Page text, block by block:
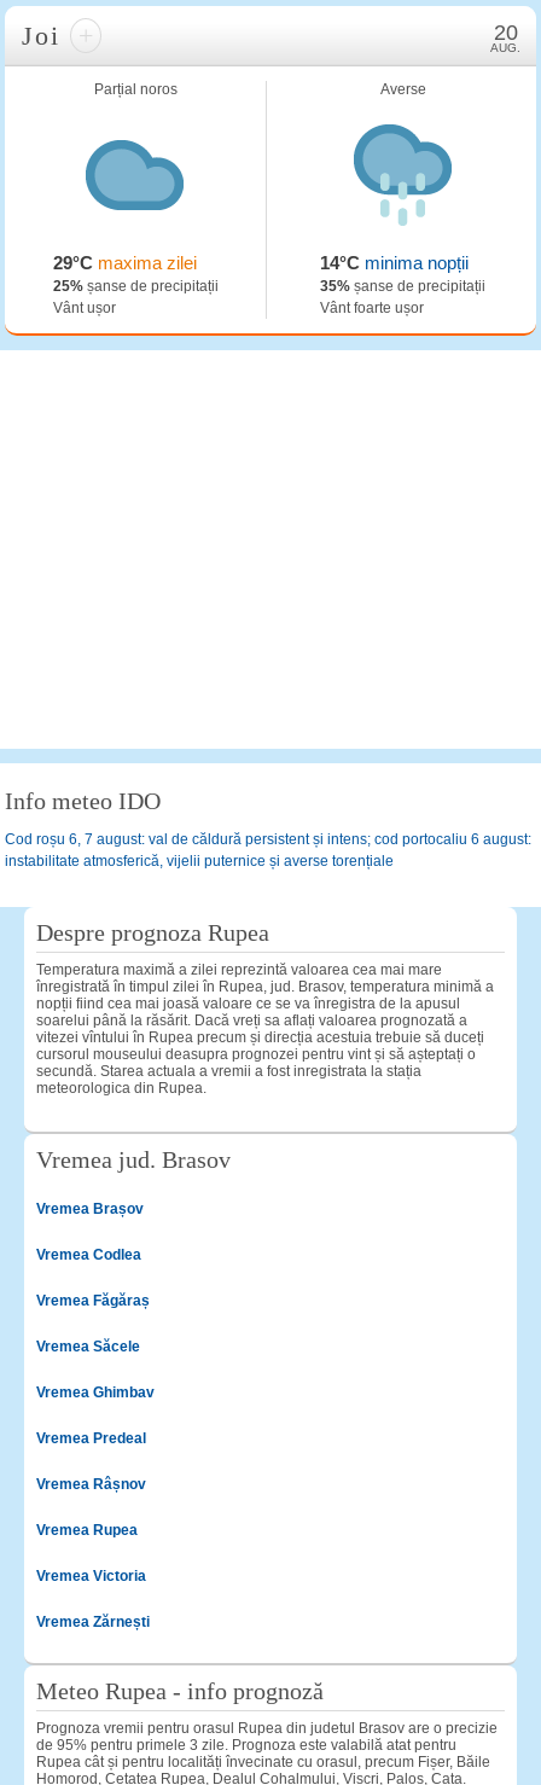
Joi + 20
AUG.
Parțial noros
29°Cmaxima zilei
25%șanse de precipitații
Vânt ușor
Averse
14°C minima nopții
35% șanse de precipitații
Vânt foarte ușor
Info meteo IDO
Cod roșu 6, 7 august: val de căldură persistent și intens; cod portocaliu 6 august:
instabilitate atmosferică, vijelii puternice și averse torențiale
Despre prognoza Rupea
Temperatura maximă a zilei reprezintă valoarea cea mai mare
înregistrată în timpul zilei în Rupea, jud. Brasov, temperatura minimă a
nopții fiind cea mai joasă valoare ce se va înregistra de la apusul
soarelui până la răsărit. Dacă vreți sa aflați valoarea prognozată a
vitezei vîntului în Rupea precum și direcția acestuia trebuie să duceți
cursorul mouseului deasupra prognozei pentru vint și să așteptați o
secundă. Starea actuala a vremii a fost inregistrata la stația
meteorologica din Rupea.
Vremea jud. Brasov
Vremea Brașov
Vremea Codlea
Vremea Făgăraș
Vremea Săcele
Vremea Ghimbav
Vremea Predeal
Vremea Râșnov
Vremea Rupea
Vremea Victoria
Vremea Zărnești
Meteo Rupea - info prognoză
Prognoza vremii pentru orasul Rupea din judetul Brasov are o precizie
de 95% pentru primele 3 zile. Prognoza este valabilă atat pentru
Rupea cât și pentru localități învecinate cu orasul, precum Fișer, Băile
Homorod, Cetatea Rupea, Dealul Cohalmului, Viscri, Paloș, Cața.